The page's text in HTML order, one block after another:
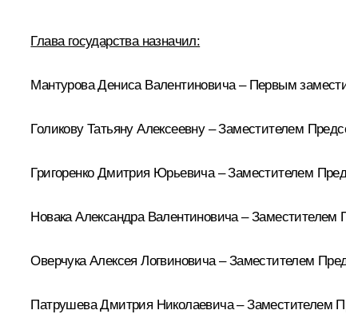
Глава государства назначил:
МантуроваДениса Валентиновича – Первым
ГоликовуТатьяну Алексеевну – Заместителем
ГригоренкоДмитрия Юрьевича – Заместителем
НовакаАлександра Валентиновича – Заместителем
ОверчукаАлексея Логвиновича – Заместителем
ПатрушеваДмитрия Николаевича – Заместителем